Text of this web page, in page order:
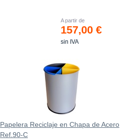
A partir de
157,00 €
sin IVA
Papelera Reciclaje en Chapa de Acero
Ref.90-C